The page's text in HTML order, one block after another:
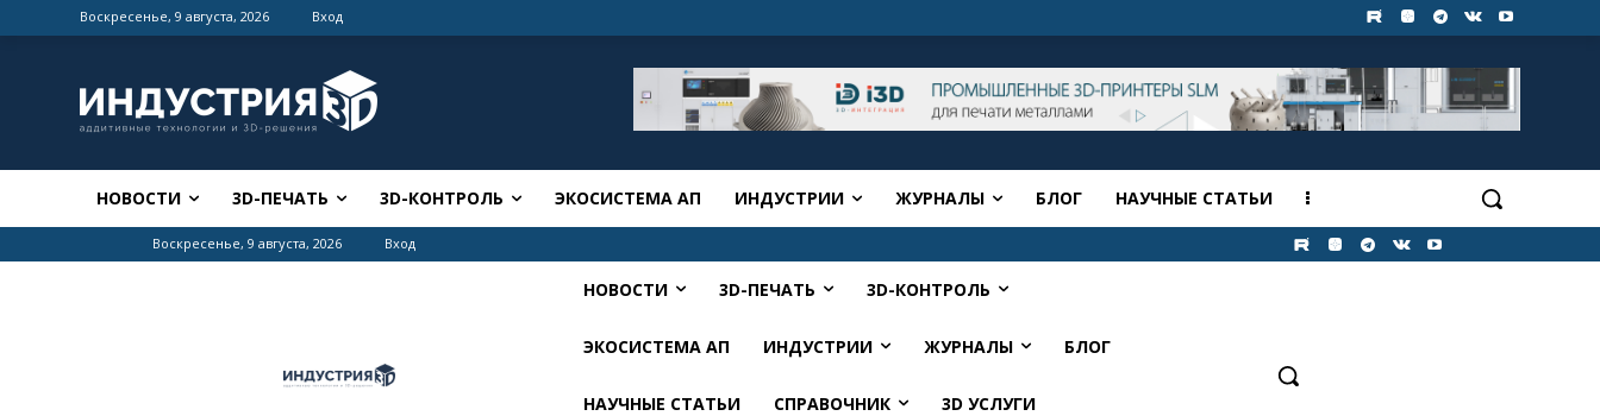
Воскресенье, 9 августа, 2026 Вход
НОВОСТИ 3D-ПЕЧАТЬ 3D-КОНТРОЛЬ ЭКОСИСТЕМА АП ИНДУСТРИИ ЖУРНАЛЫ БЛОГ НАУЧНЫЕ СТАТЬИ
Воскресенье, 9 августа, 2026 Вход
НОВОСТИ 3D-ПЕЧАТЬ 3D-КОНТРОЛЬ
ЭКОСИСТЕМА АП ИНДУСТРИИ ЖУРНАЛЫ БЛОГ
НАУЧНЫЕ СТАТЬИ СПРАВОЧНИК 3D УСЛУГИ